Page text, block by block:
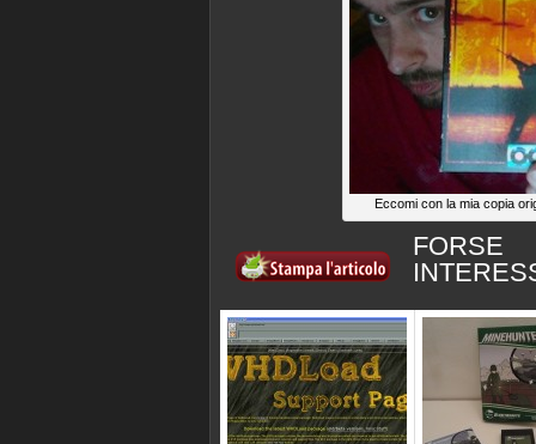
Eccomi con la mia copia